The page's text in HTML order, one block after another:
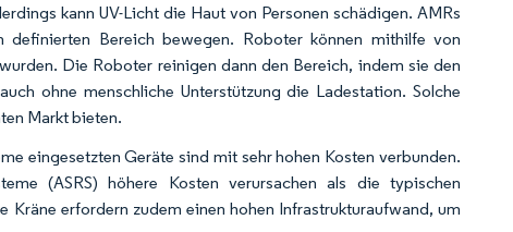
kann UV-Licht die Haut von Personen schädigen. AMRs
definierten Bereich bewegen. Roboter können mithilfe von
Die Roboter reinigen dann den Bereich, indem sie den
ohne menschliche Unterstützung die Ladestation. Solche
Markt bieten.
eingesetzten Geräte sind mit sehr hohen Kosten verbunden.
(ASRS) höhere Kosten verursachen als die typischen
erfordern zudem einen hohen Infrastrukturaufwand, um